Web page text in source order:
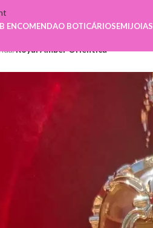
ENCOMENDAO BOTICÁRIOSEMIJOIAS
/Royal Amber Orientica